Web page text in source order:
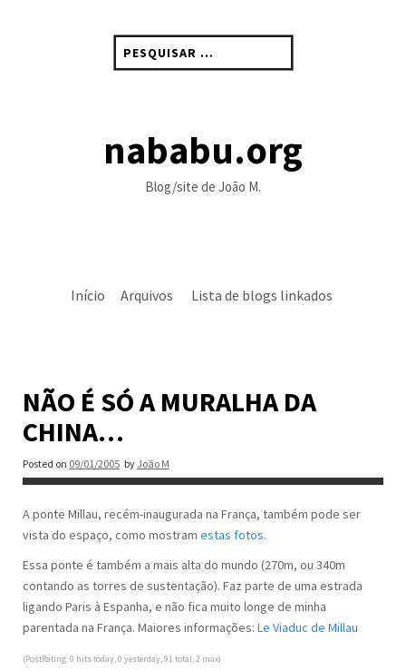
por:
nababu.org
Blog/site de João M.
Início Arquivos Lista de blogs linkados
NÃO É SÓ A MURALHA DA
CHINA…
Posted on 09/01/2005 by João M
A ponte Millau, recém-inaugurada na França, também pode ser
vista do espaço, como mostram estas fotos.
Essa ponte é também a mais alta do mundo (270m, ou 340m
contando as torres de sustentação). Faz parte de uma estrada
ligando Paris à Espanha, e não fica muito longe de minha
parentada na França. Maiores informações: Le Viaduc de Millau
(PostRating: 0 hits today, 0 yesterday, 91 total, 2 max)